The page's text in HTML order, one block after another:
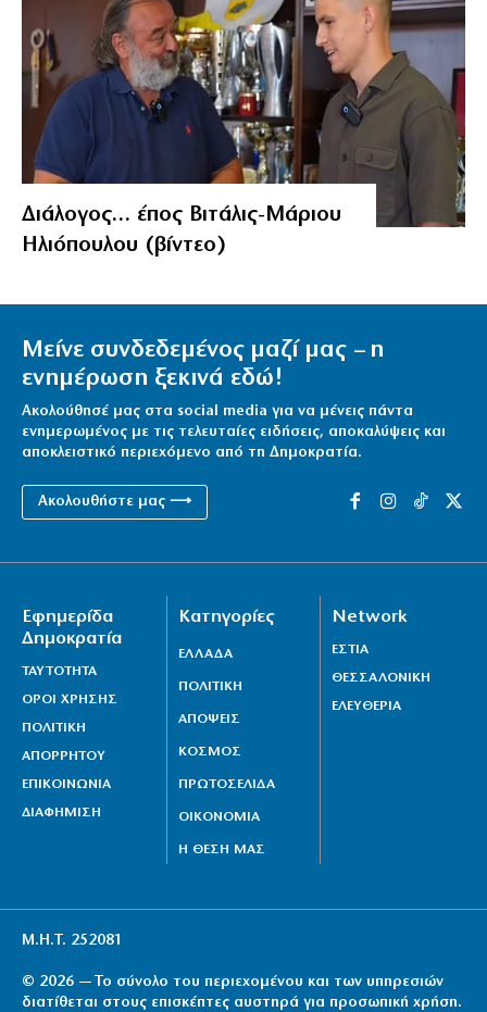
Διάλογος… έπος Βιτάλις-Μάριου
Ηλιόπουλου (βίντεο)
Μείνε συνδεδεμένος μαζί μας – η
ενημέρωση ξεκινά εδώ!
Ακολούθησέ μας στα social media για να μένεις πάντα
ενημερωμένος με τις τελευταίες ειδήσεις, αποκαλύψεις και
αποκλειστικό περιεχόμενο από τη Δημοκρατία.
Ακολουθήστε μας ⟶
Εφημερίδα
Δημοκρατία
ΤΑΥΤΟΤΗΤΑ
ΟΡΟΙ ΧΡΗΣΗΣ
ΠΟΛΙΤΙΚΗ
ΑΠΟΡΡΗΤΟΥ
ΕΠΙΚΟΙΝΩΝΙΑ
ΔΙΑΦΗΜΙΣΗ
Κατηγορίες
ΕΛΛΑΔΑ
ΠΟΛΙΤΙΚΗ
ΑΠΟΨΕΙΣ
ΚΟΣΜΟΣ
ΠΡΩΤΟΣΕΛΙΔΑ
ΟΙΚΟΝΟΜΙΑ
Η ΘΕΣΗ ΜΑΣ
Network
ΕΣΤΙΑ
ΘΕΣΣΑΛΟΝΙΚΗ
ΕΛΕΥΘΕΡΙΑ
Μ.Η.Τ. 252081
© 2026 — Το σύνολο του περιεχομένου και των υπηρεσιών
διατίθεται στους επισκέπτες αυστηρά για προσωπική χρήση.